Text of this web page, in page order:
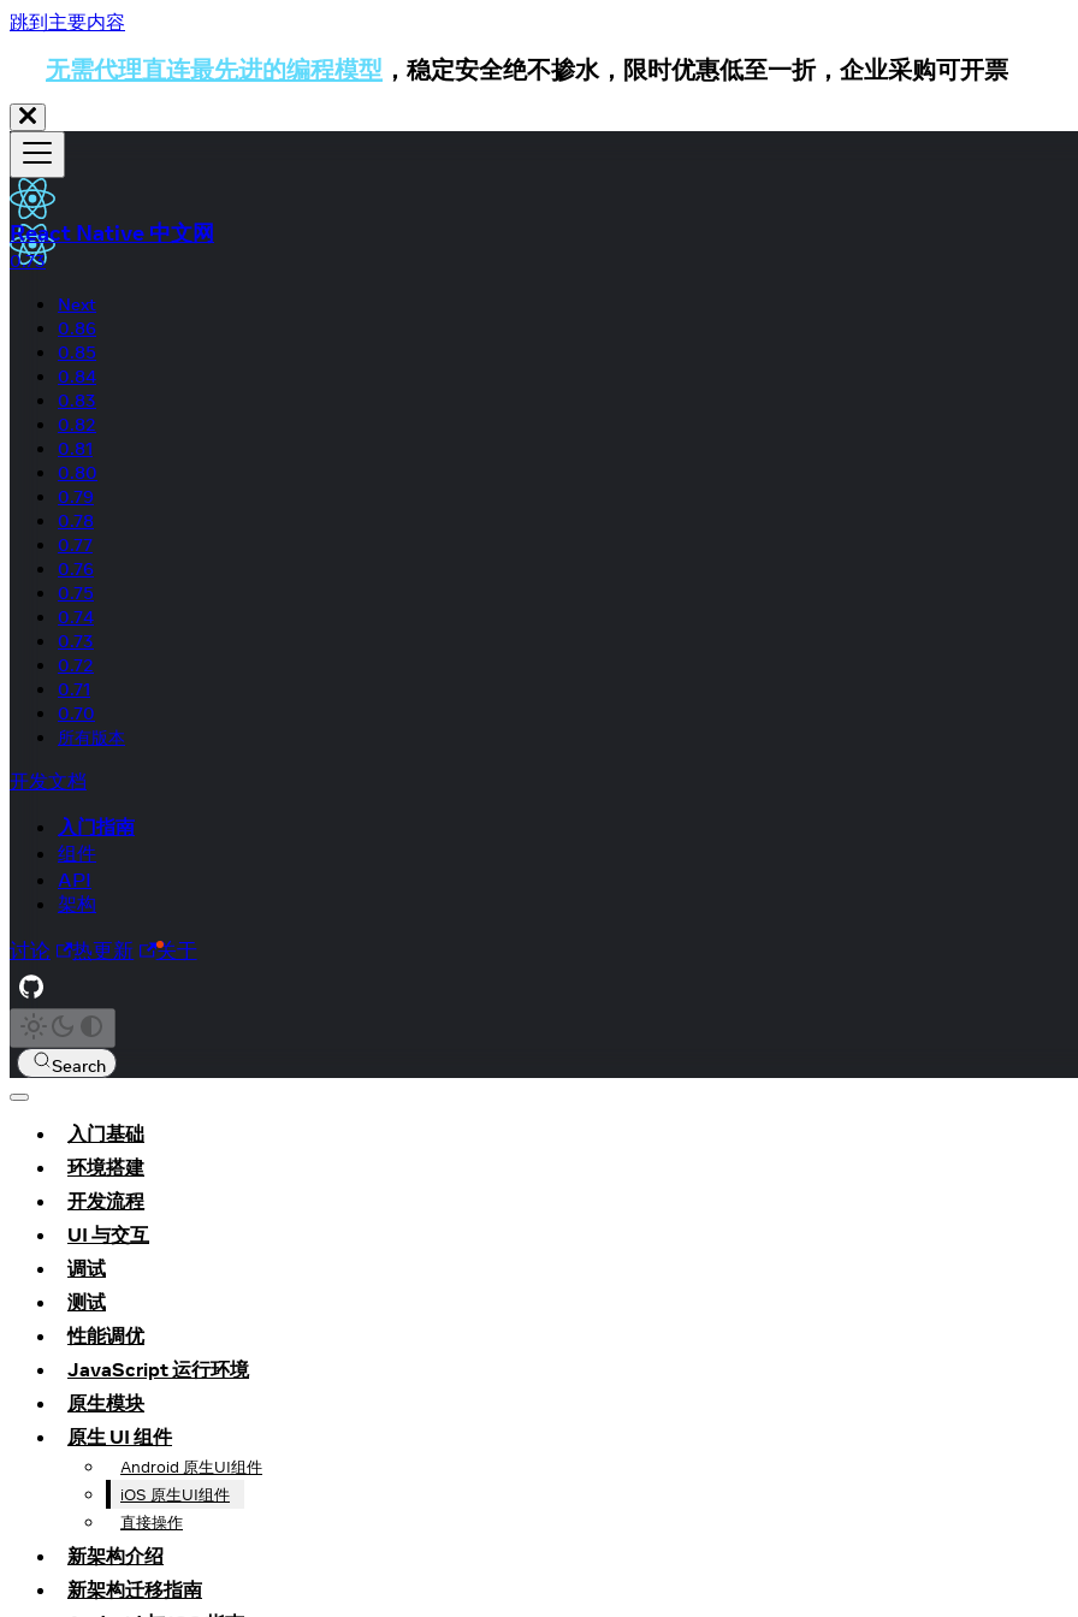
跳到主要内容
无需代理直连最先进的编程模型 ，稳定安全绝不掺水，限时优惠低至一折，企业采购可开票
React Native 中文网
0.73
Next
0.86
0.85
0.84
0.83
0.82
0.81
0.80
0.79
0.78
0.77
0.76
0.75
0.74
0.73
0.72
0.71
0.70
所有版本
开发文档
入门指南
组件
API
架构
讨论 热更新 关于
Search
入门基础
环境搭建
开发流程
UI 与交互
调试
测试
性能调优
JavaScript 运行环境
原生模块
原生 UI 组件
Android 原生UI组件
iOS 原生UI组件
直接操作
新架构介绍
新架构迁移指南